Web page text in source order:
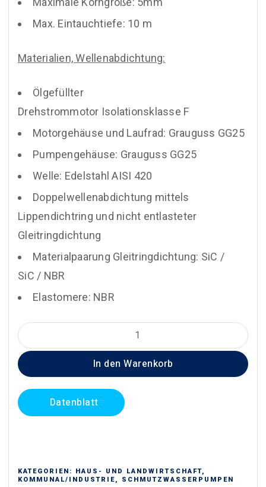
Max. Eintauchtiefe: 10 m
Materialien, Wellenabdichtung:
Ölgefüllter
Drehstrommotor Isolationsklasse F
Motorgehäuse und Laufrad: Grauguss GG25
Pumpengehäuse: Grauguss GG25
Welle: Edelstahl AISI 420
Doppelwellenabdichtung mittels
Lippendichtring und nicht entlasteter
Gleitringdichtung
Materialpaarung Gleitringdichtung: SiC /
SiC / NBR
Elastomere: NBR
OLIJU
DRENO
PRO
RF50.220.3
Menge
In den Warenkorb
Datenblatt
KATEGORIEN: HAUS- UND LANDWIRTSCHAFT
KOMMUNAL/INDUSTRIE
SCHMUTZWASSERPUMPEN